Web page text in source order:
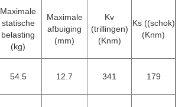
Maximale
statische
belasting
(kg)
Maximale
afbuiging
(mm)
Kv
(trillingen)
(Knm)
Ks ((schok)
(Knm)
54.5 12.7 341 179